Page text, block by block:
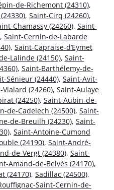
de-Richemont (24310),
, Saint-Cirq (24260),
Chamassy (24260), Saint-
, Saint-Cernin-de-Labarde
, Saint-Capraise-d’Eymet
Lalinde (24150), Saint-
, Saint-Barthélemy-de-
Sénieur (24440), Saint-Avit-
(24260), Saint-Aulaye
(24250), Saint-Aubin-de-
de-Cadelech (24500), Saint-
de-Breuilh (24230), Saint-
, Saint-Antoine-Cumond
(24190), Saint-André-
de-Vergt (24380), Saint-
Amand-de-Belvès (24170),
(24170), Sadillac (24500),
Saint-Cernin-de-